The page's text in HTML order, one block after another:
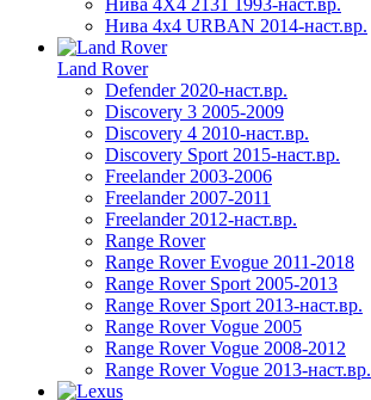
Нива 4х4 URBAN 2014-наст.вр.
Land Rover
Defender 2020-наст.вр.
Discovery 3 2005-2009
Discovery 4 2010-наст.вр.
Discovery Sport 2015-наст.вр.
Freelander 2003-2006
Freelander 2007-2011
Freelander 2012-наст.вр.
Range Rover
Range Rover Evogue 2011-2018
Range Rover Sport 2005-2013
Range Rover Sport 2013-наст.вр.
Range Rover Vogue 2005
Range Rover Vogue 2008-2012
Range Rover Vogue 2013-наст.вр.